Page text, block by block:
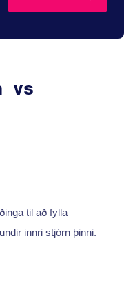
vs
til að fylla
innri stjórn þinni.